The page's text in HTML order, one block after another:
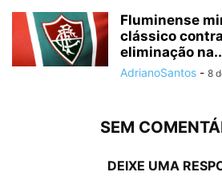
Fluminense
clássico
eliminação
AdrianoSantos - 8
SEM
DEIXE UMA